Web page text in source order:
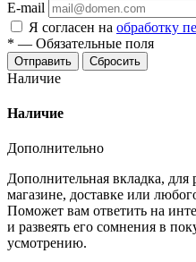
E-mail
Я согласен на обработку
* — Обязательные поля
Отправить Сбросить
Наличие
Наличие
Дополнительно
Дополнительная вкладка,
магазине, доставке или
Поможет вам ответить на
и развеять его сомнения в
усмотрению.